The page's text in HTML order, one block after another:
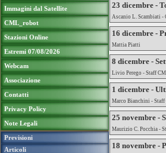
Immagini dal Satellite
CML_robot
Stazioni Online
Estremi 07/08/2026
Webcam
Associazione
Contatti
Privacy Policy
Note Legali
Previsioni
Articoli
23 dicembre -
Ascanio L. Scambiati -
16 dicembre -
Mattia Piatti
8 dicembre -
Livio Perego - Staff
1 dicembre -
Marco Bianchini - Staff
25 novembre -
Maurizio C. Pocchia -
18 novembre -